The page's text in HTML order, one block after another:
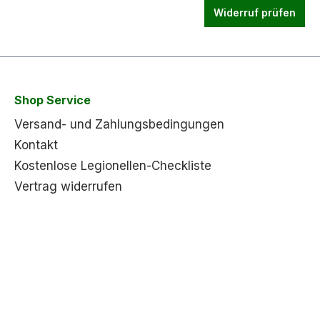
Widerruf prüfen
Shop Service
Versand- und Zahlungsbedingungen
Kontakt
Kostenlose Legionellen-Checkliste
Vertrag widerrufen